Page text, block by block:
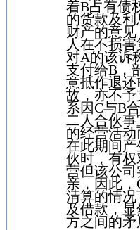
着B占有债
的货款及
财产的意
人在不损
对A的该诉
支付给B ，
意抵作退还
故，亦不
系因C与B
二人合伙
的经营活
在此期间
伙时，有
营但该公
亲，因此，
清算的情况
及借款，
方之间的矛